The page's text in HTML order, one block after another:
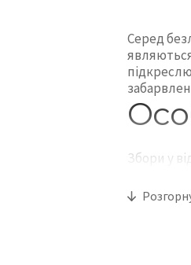
Серед
являються
Збори у